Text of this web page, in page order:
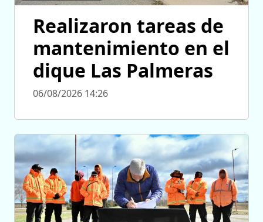
Realizaron tareas de
mantenimiento en el
dique Las Palmeras
06/08/2026 14:26